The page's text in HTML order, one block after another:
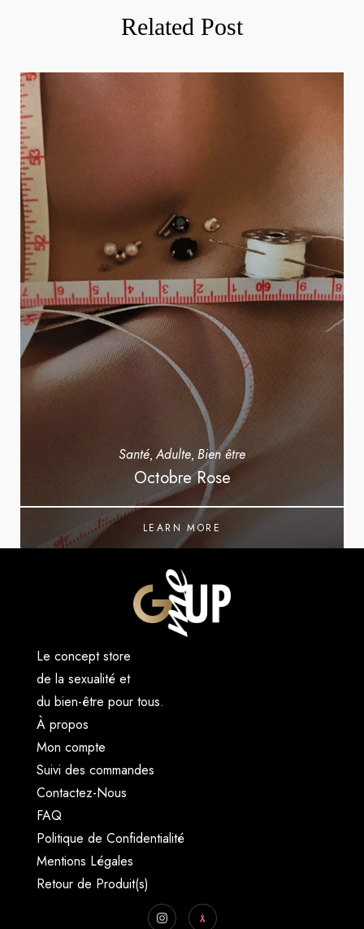
Related Post
Santé Adulte Bien être
Octobre Rose
LEARN MORE
Le concept store
de la sexualité et
du bien-être pour tous.
À propos
Mon compte
Suivi des commandes
Contactez-Nous
FAQ
Politique de Confidentialité
Mentions Légales
Retour de Produit(s)